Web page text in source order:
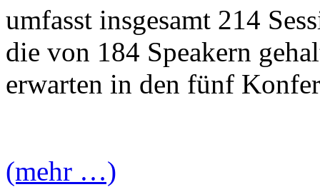
umfasst insgesamt 214
die von 184 Speakern
erwarten in den fünf
(mehr …)